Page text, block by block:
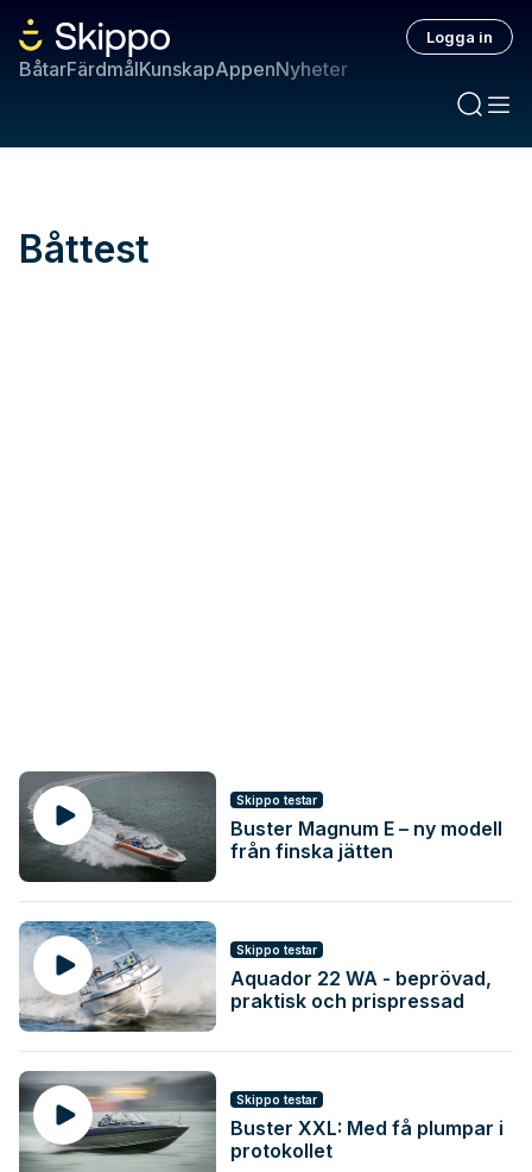
BåtarFärdmålKunskapAppenNyheter
Logga in
Båttest
Skippo testar
Buster Magnum E – ny modell
från finska jätten
Skippo testar
Aquador 22 WA - beprövad,
praktisk och prispressad
Skippo testar
Buster XXL: Med få plumpar i
protokollet